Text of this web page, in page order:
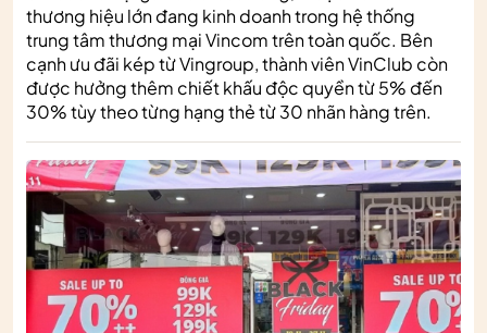
thương hiệu lớn đang kinh doanh trong hệ thống
trung tâm thương mại Vincom trên toàn quốc. Bên
cạnh ưu đãi kép từ Vingroup, thành viên VinClub còn
được hưởng thêm chiết khấu độc quyền từ 5% đến
30% tùy theo từng hạng thẻ từ 30 nhãn hàng trên.